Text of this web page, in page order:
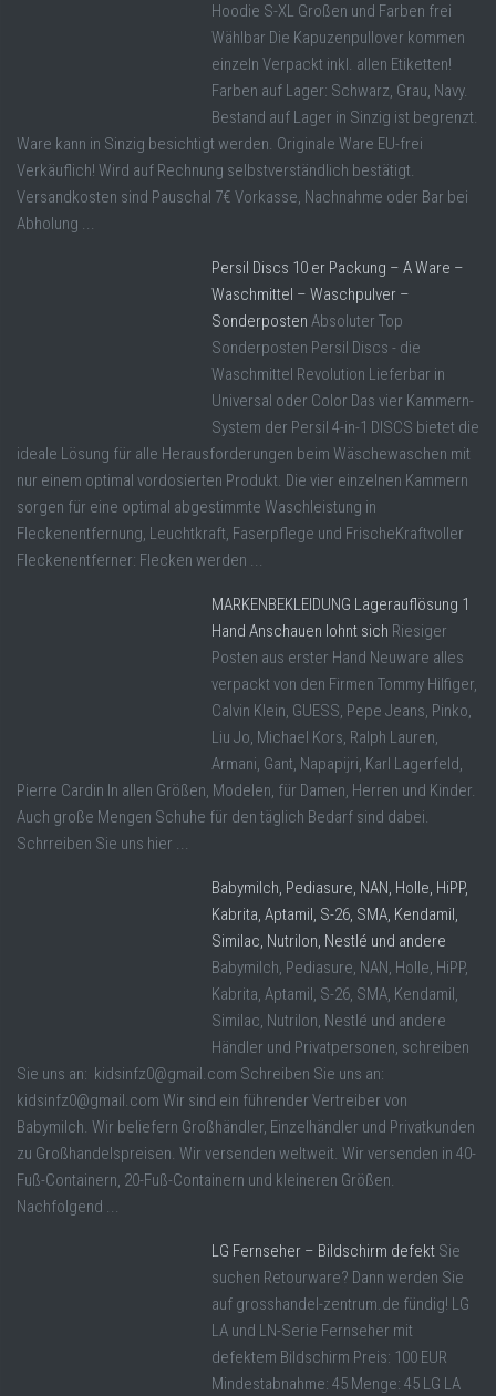
Hoodie S-XL Großen und Farben frei
Wählbar Die Kapuzenpullover kommen
einzeln Verpackt inkl. allen Etiketten!
Farben auf Lager: Schwarz, Grau, Navy.
Bestand auf Lager in Sinzig ist begrenzt.
Ware kann in Sinzig besichtigt werden. Originale Ware EU-frei
Verkäuflich! Wird auf Rechnung selbstverständlich bestätigt.
Versandkosten sind Pauschal 7€ Vorkasse, Nachnahme oder Bar bei
Abholung ...
Persil Discs 10 er Packung – A Ware –
Waschmittel – Waschpulver –
Sonderposten Absoluter Top
Sonderposten Persil Discs - die
Waschmittel Revolution Lieferbar in
Universal oder Color Das vier Kammern-
System der Persil 4-in-1 DISCS bietet die
ideale Lösung für alle Herausforderungen beim Wäschewaschen mit
nur einem optimal vordosierten Produkt. Die vier einzelnen Kammern
sorgen für eine optimal abgestimmte Waschleistung in
Fleckenentfernung, Leuchtkraft, Faserpflege und FrischeKraftvoller
Fleckenentferner: Flecken werden ...
MARKENBEKLEIDUNG Lagerauflösung 1
Hand Anschauen lohnt sich Riesiger
Posten aus erster Hand Neuware alles
verpackt von den Firmen Tommy Hilfiger,
Calvin Klein, GUESS, Pepe Jeans, Pinko,
Liu Jo, Michael Kors, Ralph Lauren,
Armani, Gant, Napapijri, Karl Lagerfeld,
Pierre Cardin In allen Größen, Modelen, für Damen, Herren und Kinder.
Auch große Mengen Schuhe für den täglich Bedarf sind dabei.
Schrreiben Sie uns hier ...
Babymilch, Pediasure, NAN, Holle, HiPP,
Kabrita, Aptamil, S-26, SMA, Kendamil,
Similac, Nutrilon, Nestlé und andere
Babymilch, Pediasure, NAN, Holle, HiPP,
Kabrita, Aptamil, S-26, SMA, Kendamil,
Similac, Nutrilon, Nestlé und andere
Händler und Privatpersonen, schreiben
Sie uns an: kidsinfz0@gmail.com Schreiben Sie uns an:
kidsinfz0@gmail.com Wir sind ein führender Vertreiber von
Babymilch. Wir beliefern Großhändler, Einzelhändler und Privatkunden
zu Großhandelspreisen. Wir versenden weltweit. Wir versenden in 40-
Fuß-Containern, 20-Fuß-Containern und kleineren Größen.
Nachfolgend ...
LG Fernseher – Bildschirm defekt Sie
suchen Retourware? Dann werden Sie
auf grosshandel-zentrum.de fündig! LG
LA und LN-Serie Fernseher mit
defektem Bildschirm Preis: 100 EUR
Mindestabnahme: 45 Menge: 45 LG LA